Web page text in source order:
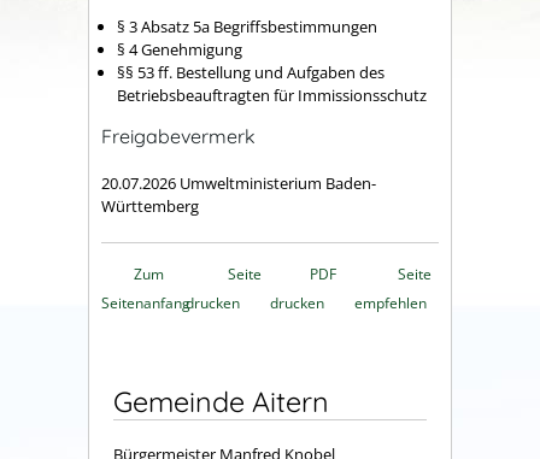
§ 3 Absatz 5a Begriffsbestimmungen
§ 4 Genehmigung
§§ 53 ff. Bestellung und Aufgaben des
Betriebsbeauftragten für Immissionsschutz
Freigabevermerk
20.07.2026 Umweltministerium Baden-
Württemberg
Zum
Seitenanfang
Seite
drucken
PDF
drucken
Seite
empfehlen
Gemeinde Aitern
Bürgermeister Manfred Knobel